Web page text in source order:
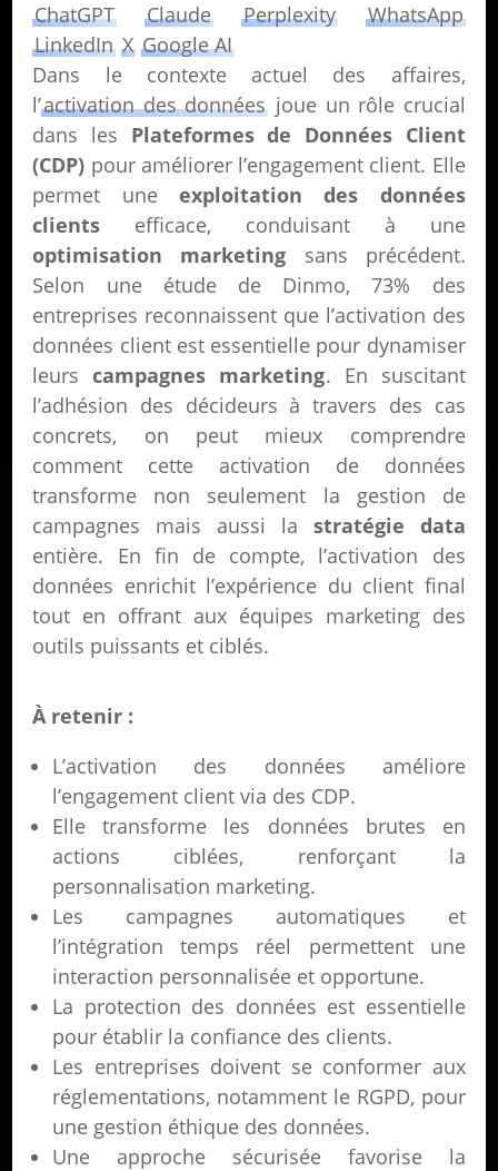
ChatGPT
Claude Perplexity
WhatsApp
LinkedIn X Google AI
Dans le contexte actuel des affaires,
l’activation des donnéesjoue un rôle crucial
dans les Plateformes de Données Client
(CDP) pour améliorer l’engagement client. Elle
permet une exploitation des données
clients efficace, conduisant à une
optimisation marketing sans précédent.
Selon une étude de Dinmo, 73% des
entreprises reconnaissent que l’activation des
données client est essentielle pour dynamiser
leurscampagnes marketing. En suscitant
l’adhésion des décideurs à travers des cas
concrets, on peut mieux comprendre
comment cette activation de données
transforme non seulement la gestion de
campagnes mais aussi la stratégie data
entière. En fin de compte, l’activation des
données enrichit l’expérience du client final
tout en offrant aux équipes marketing des
outils puissants et ciblés.
À retenir :
L’activation des données améliore
l’engagement client via des CDP.
Elle transforme les données brutes en
actions ciblées, renforçant la
personnalisation marketing.
Les campagnes automatiques et
l’intégration temps réel permettent une
interaction personnalisée et opportune.
La protection des données est essentielle
pour établir la confiance des clients.
Les entreprises doivent se conformer aux
réglementations, notamment le RGPD, pour
une gestion éthique des données.
Une approche sécurisée favorise la